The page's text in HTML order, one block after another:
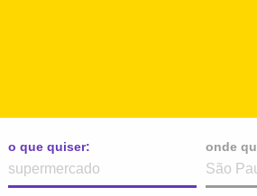
o que quiser:
onde